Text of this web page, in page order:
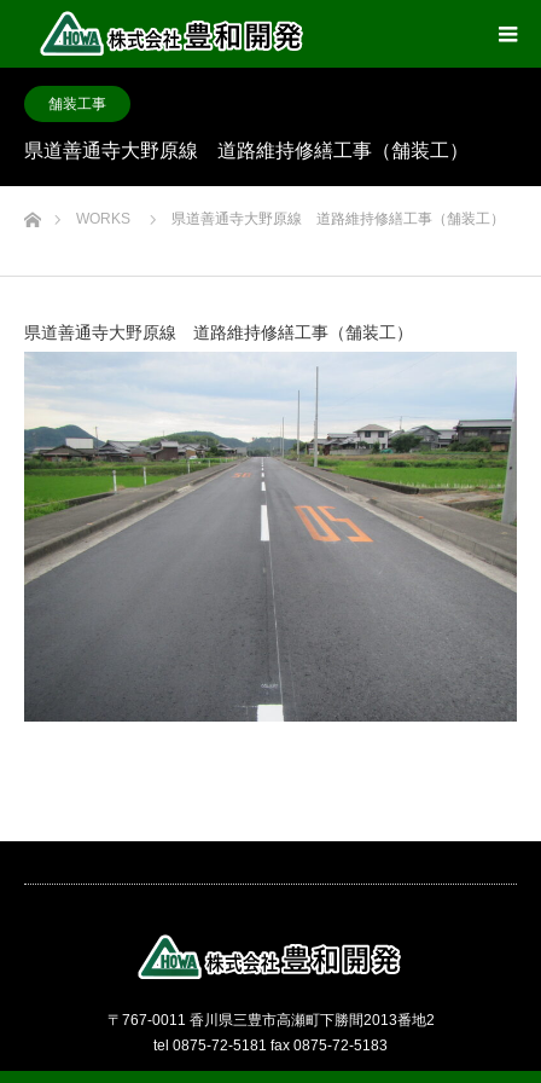
舗装工事
県道善通寺大野原線 道路維持修繕工事（舗装工）
ホームWORKS 県道善通寺大野原線 道路維持修繕工事（舗装工）
県道善通寺大野原線 道路維持修繕工事（舗装工）
〒767-0011 香川県三豊市高瀬町下勝間2013番地2
tel 0875-72-5181 fax 0875-72-5183